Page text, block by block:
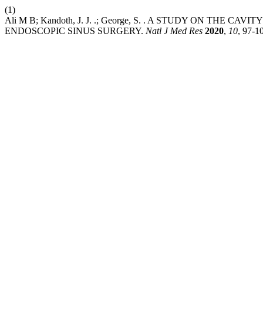
(1)
Ali M B; Kandoth, J. J. .; George, S. . A STUDY ON THE
ENDOSCOPIC SINUS SURGERY. Natl J Med Res 2020, 10, 97-